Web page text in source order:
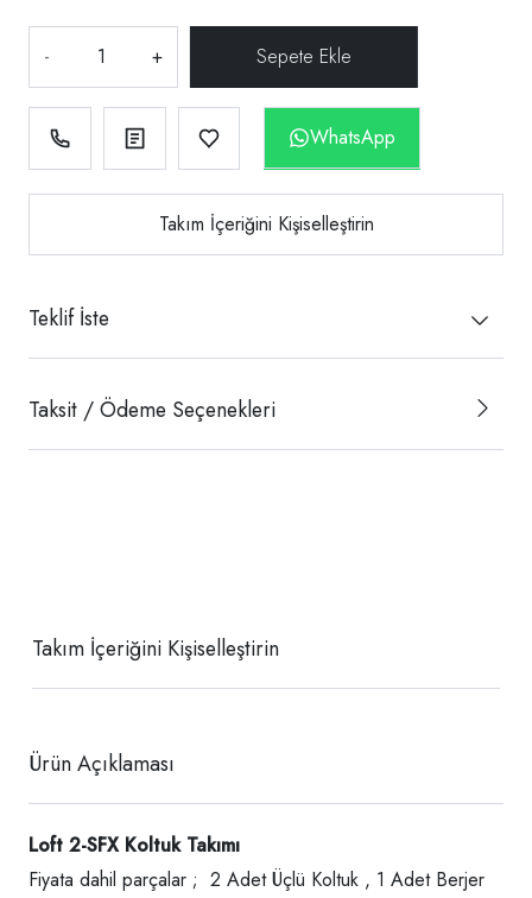
- +
WhatsApp
Takım İçeriğini Kişiselleştirin
Teklif İste
Taksit / Ödeme Seçenekleri
Takım İçeriğini Kişiselleştirin
Ürün Açıklaması
Loft 2-SFX Koltuk Takımı
Fiyata dahil parçalar ; 2 Adet Üçlü Koltuk , 1 Adet Berjer